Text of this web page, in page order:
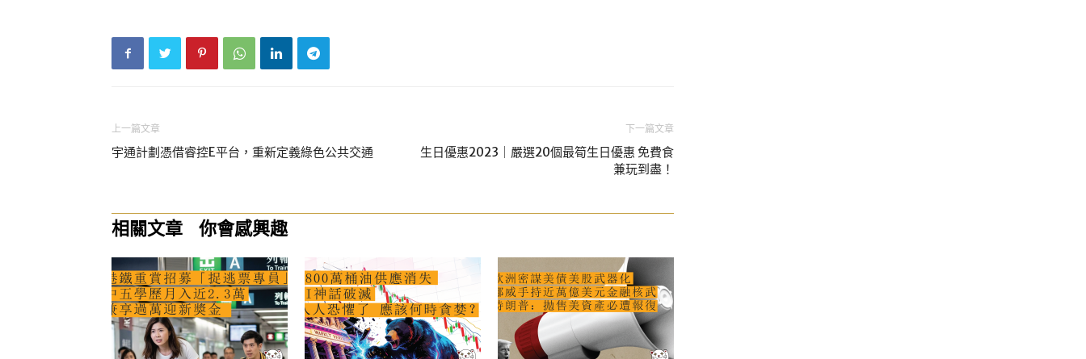
上一篇文章
宇通計劃憑借睿控E平台，重新定義綠色公共交通
下一篇文章
生日優惠2023｜嚴選20個最筍生日優惠 免費食
兼玩到盡！
相關文章 你會感興趣